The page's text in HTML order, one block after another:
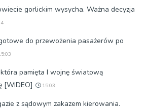
gorlickim wysycha. Ważna decyzja
do przewożenia pasażerów po
pamięta I wojnę światową
[WIDEO]
15:03
z sądowym zakazem kierowania.